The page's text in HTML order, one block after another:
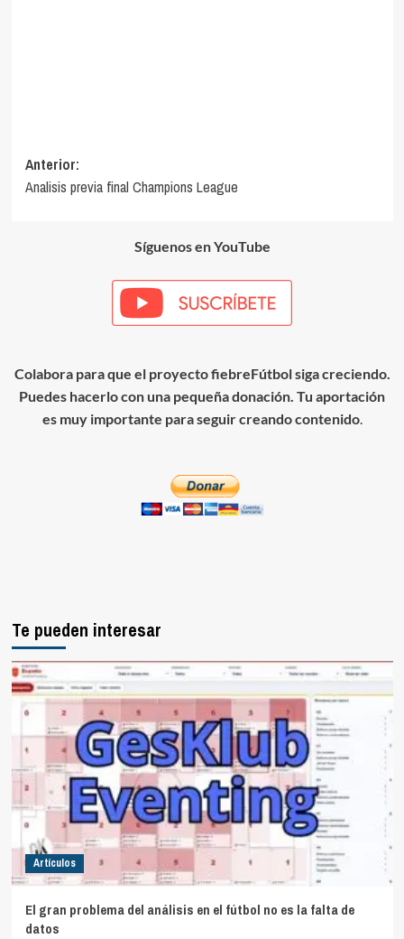
Navegación
de
Anterior:
Analisis previa final Champions League
Síguenos en YouTube
Colabora para que el proyecto fiebreFútbol siga creciendo.
Puedes hacerlo con una pequeña donación. Tu aportación
es muy importante para seguir creando contenido.
Te pueden interesar
Artículos
El gran problema del análisis en el fútbol no es la falta de
datos